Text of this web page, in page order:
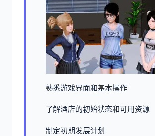
熟悉游戏界面和基本操作
了解酒店的初始状态和可用资源
制定初期发展计划